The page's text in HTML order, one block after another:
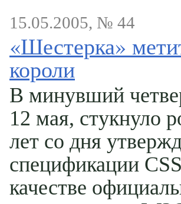
15.05.2005, № 44
«Шестерка»
короли
В минувший
12 мая, стукнуло
лет со дня
спецификации
качестве